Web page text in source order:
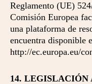
Reglamento (UE)
Comisión Europea
una plataforma de
encuentra disponible
http://ec.europa.eu/
14. LEGISLACIÓN